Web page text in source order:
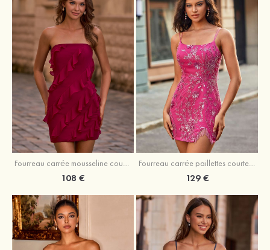
Fourreau carrée mousseline courte/mini robe de fête de la rentré avec volants
108 €
Fourreau carrée paillettes courte/mini robe de fête de la rentrée
129 €